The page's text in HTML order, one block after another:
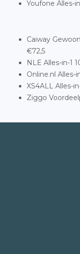
Youfone Alles-
Caiway
€72,5
NLE Alles-in-1
Online.nl Alles-
XS4ALL Alles-
Ziggo